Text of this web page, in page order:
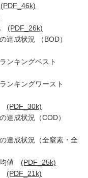
(PDF_46k)
(PDF_26k)
達成状況 （BOD）
ンキングベスト
ンキングワースト
(PDF_30k)
達成状況（COD）
達成状況（全窒素・全
均値 (PDF_25k)
(PDF_21k)